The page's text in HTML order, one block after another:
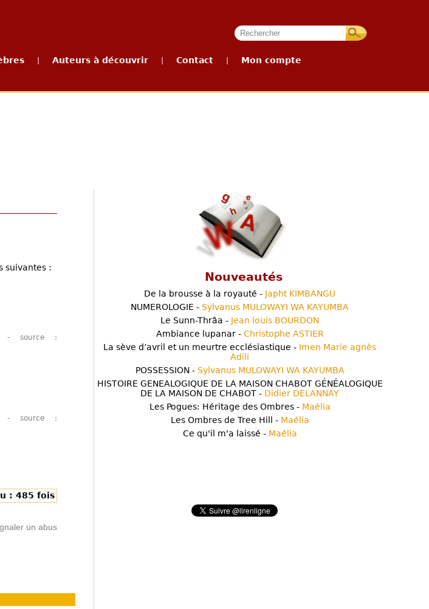
Auteurs à découvrir Contact Mon compte
suivantes :
- source :
- source :
: 485 fois
un abus
Nouveautés
De la brousse à la royauté - Japht KIMBANGU
NUMEROLOGIE - Sylvanus MULOWAYI WA KAYUMBA
Le Sunn-Thrâa - Jean louis BOURDON
Ambiance lupanar - Christophe ASTIER
La sève d’avril et un meurtre ecclésiastique - Imen Marie agnès
Adili
POSSESSION - Sylvanus MULOWAYI WA KAYUMBA
HISTOIRE GENEALOGIQUE DE LA MAISON CHABOT GÉNÉALOGIQUE
DE LA MAISON DE CHABOT - Didier DELANNAY
Les Pogues: Héritage des Ombres - Maélia
Les Ombres de Tree Hill - Maélia
Ce qu'il m'a laissé - Maélia